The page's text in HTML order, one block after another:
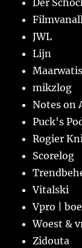
Der
JWL
Lijn
mikzlog
Notes on
Puck's
Rogier
Scorelog
Vitalski
Vpro |
Woest &
Zidouta